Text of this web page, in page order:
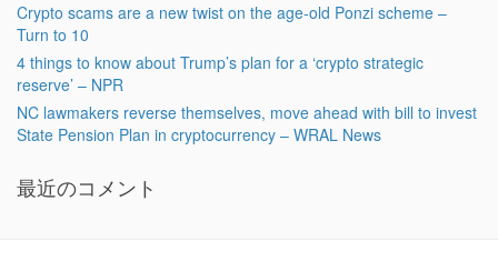
Crypto scams are a new twist on the age-old Ponzi scheme –
Turn to 10
4 things to know about Trump’s plan for a ‘crypto strategic
reserve’ – NPR
NC lawmakers reverse themselves, move ahead with bill to invest
State Pension Plan in cryptocurrency – WRAL News
最近のコメント